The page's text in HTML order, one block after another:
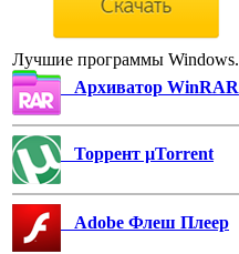
Лучшие программы Windows.
Архиватор WinRAR
Торрент µTorrent
Adobe Флеш Плеер